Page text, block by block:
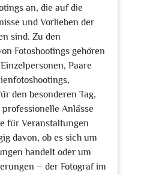
an, die auf die
und Vorlieben der
sind. Zu den
Fotoshootings gehören
Paare
den besonderen Tag,
Anlässe
für Veranstaltungen
davon, ob es sich um
handelt oder um
– der Fotograf im